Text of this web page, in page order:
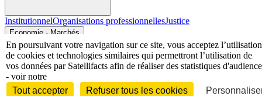
InstitutionnelOrganisations professionnellesJustice
Economie - Marchés
En poursuivant votre navigation sur ce site, vous acceptez l’utilisation
de cookies et technologies similaires qui permettront l’utilisation de
vos données par Satellifacts afin de réaliser des statistiques d'audience
- voir notre
Tout accepter
Refuser tous les cookies